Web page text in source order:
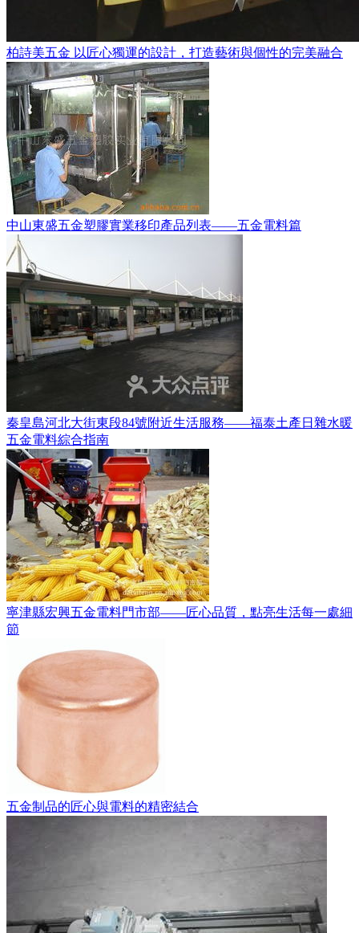
柏詩美五金 以匠心獨運的設計，打造藝術與個性的完美融合
中山東盛五金塑膠實業移印產品列表——五金電料篇
秦皇島河北大街東段84號附近生活服務——福泰土產日雜水暖
五金電料綜合指南
寧津縣宏興五金電料門市部——匠心品質，點亮生活每一處細
節
五金制品的匠心與電料的精密結合